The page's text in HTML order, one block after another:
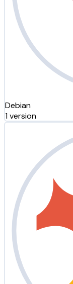
Debian
1 version